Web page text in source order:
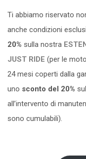
Ti abbiamo riservato
anche condizioni
20% sulla nostra
JUST RIDE (per le
24 mesi coperti dalla
uno sconto del 20%
all’intervento di
sono cumulabili).